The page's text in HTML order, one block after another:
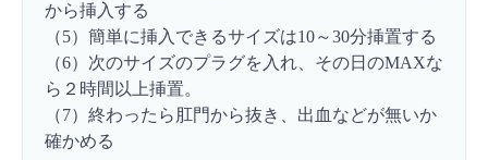
から挿入する
（5）簡単に挿入できるサイズは10～30分挿置する
（6）次のサイズのプラグを入れ、その日のMAXな
ら２時間以上挿置。
（7）終わったら肛門から抜き、出血などが無いか
確かめる